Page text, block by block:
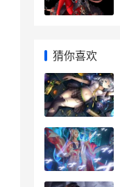
猜你喜欢